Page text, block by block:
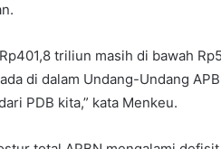
triliun masih di bawah
di dalam Undang-Undang
PDB kita,” kata Menkeu.